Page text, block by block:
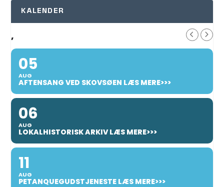
KALENDER
,
05
AUG
AFTENSANG VED SKOVSØEN LÆS MERE>>>
06
AUG
LOKALHISTORISK ARKIV LÆS MERE>>>
11
AUG
PETANQUEGUDSTJENESTE LÆS MERE>>>